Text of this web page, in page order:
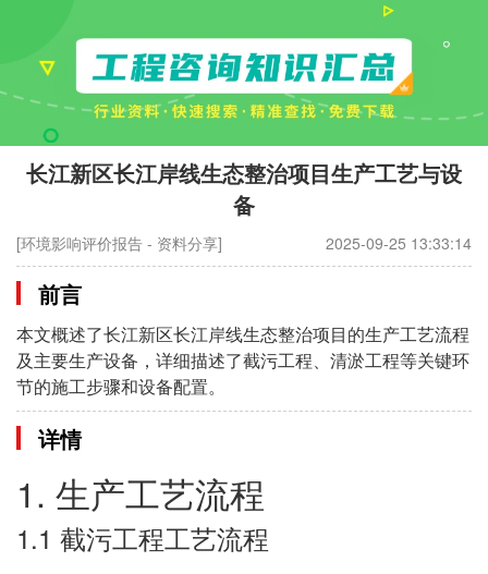
长江新区长江岸线生态整治项目生产工艺与设
备
[环境影响评价报告 - 资料分享] 2025-09-25 13:33:14
前言
本文概述了长江新区长江岸线生态整治项目的生产工艺流程
及主要生产设备，详细描述了截污工程、清淤工程等关键环
节的施工步骤和设备配置。
详情
1. 生产工艺流程
1.1 截污工程工艺流程